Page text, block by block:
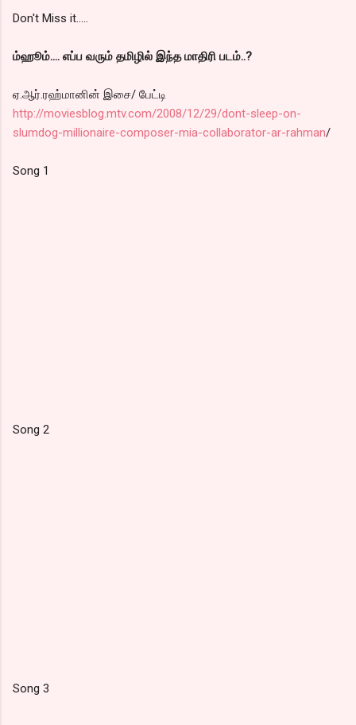
Don't Miss it.....
ம்ஹூம்.... எப்ப வரும் தமிழில் இந்த மாதிரி படம்..?
ஏ.ஆர்.ரஹ்மானின் இசை/ பேட்டி
http://moviesblog.mtv.com/2008/12/29/dont-sleep-on-
slumdog-millionaire-composer-mia-collaborator-ar-rahman/
Song 1
Song 2
Song 3